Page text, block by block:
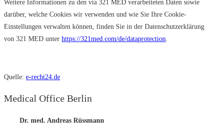
Weitere Informationen zu den via 321 MED verarbeiteten Daten sowie
darüber, welche Cookies wir verwenden und wie Sie Ihre Cookie-
Einstellungen verwalten können, finden Sie in der Datenschutzerklärung
von 321 MED unter https://321med.com/de/dataprotection.
Quelle: e-recht24.de
Medical Office Berlin
Dr. med. Andreas Rüssmann